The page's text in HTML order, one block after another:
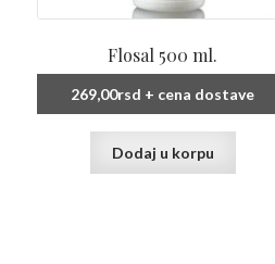
Flosal 500 ml.
269,00rsd + cena dostave
Dodaj u korpu